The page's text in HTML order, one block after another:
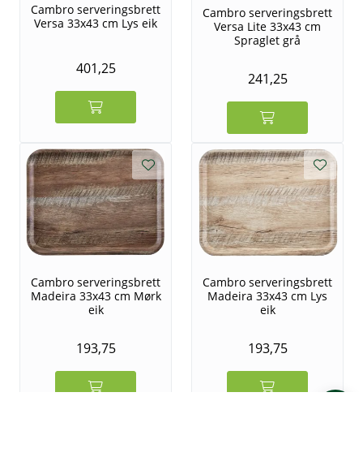
Cambro serveringsbrett
Versa 33x43 cm Lys eik
401,25
Cambro serveringsbrett
Versa Lite 33x43 cm
Spraglet grå
241,25
Cambro serveringsbrett
Madeira 33x43 cm Mørk
eik
193,75
Cambro serveringsbrett
Madeira 33x43 cm Lys
eik
193,75